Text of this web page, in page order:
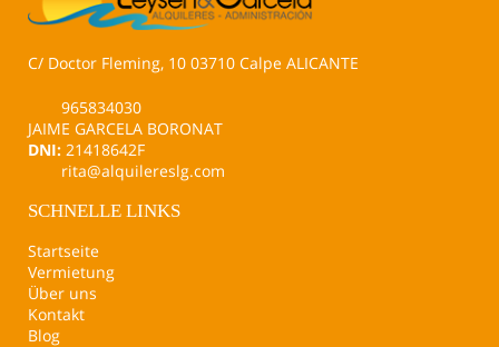
C/ Doctor Fleming, 10 03710 Calpe ALICANTE
965834030
JAIME GARCELA BORONAT
DNI: 21418642F
rita@alquilereslg.com
SCHNELLE LINKS
Startseite
Vermietung
Über uns
Kontakt
Blog